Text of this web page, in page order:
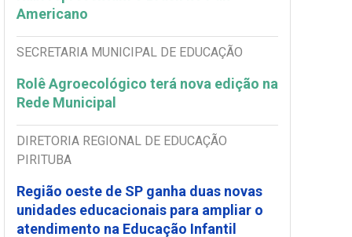
Americano
SECRETARIA MUNICIPAL DE EDUCAÇÃO
Rolê Agroecológico terá nova edição na
Rede Municipal
DIRETORIA REGIONAL DE EDUCAÇÃO
PIRITUBA
Região oeste de SP ganha duas novas
unidades educacionais para ampliar o
atendimento na Educação Infantil